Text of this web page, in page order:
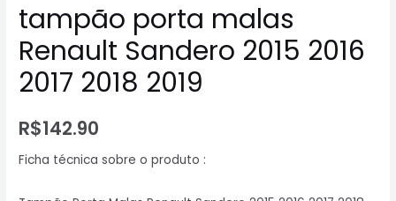
tampão porta malas
Renault Sandero 2015 2016
2017 2018 2019
R$142.90
Ficha técnica sobre o produto :